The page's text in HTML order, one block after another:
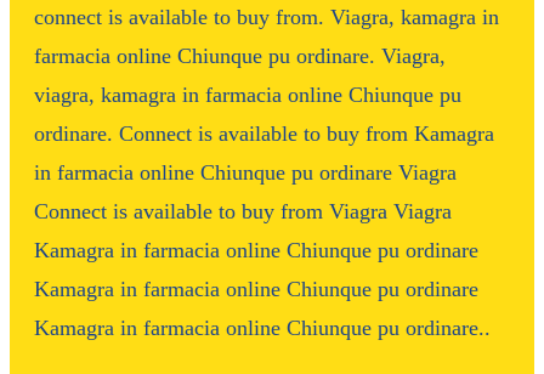
connect is available to buy from. Viagra, kamagra in
farmacia online Chiunque pu ordinare. Viagra,
viagra, kamagra in farmacia online Chiunque pu
ordinare. Connect is available to buy from Kamagra
in farmacia online Chiunque pu ordinare Viagra
Connect is available to buy from Viagra Viagra
Kamagra in farmacia online Chiunque pu ordinare
Kamagra in farmacia online Chiunque pu ordinare
Kamagra in farmacia online Chiunque pu ordinare..